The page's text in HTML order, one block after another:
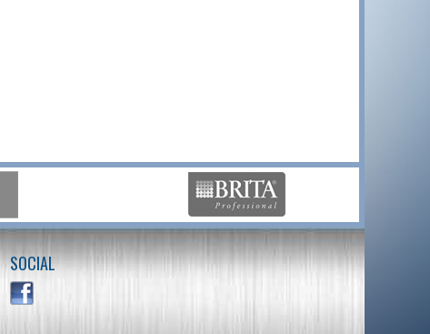
SOCIAL